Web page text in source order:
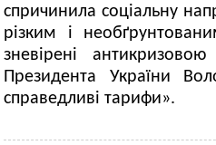
спричинила соціальну
різким і
зневірені
Президента України
справедливі тарифи».